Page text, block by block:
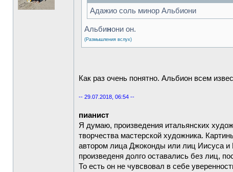
Адажио соль минор Альбиони
Альбинони он.
(Размышления вслух)
Как раз очень понятно. Альбион всем
-- 29.07.2018, 06:54 --
пианист
Я думаю, произведения итальянских
творчества мастерской художника.
автором лица Джоконды или лиц Иисуса и
произведеня долго оставались без лиц,
То есть он не чувсвовал в себе